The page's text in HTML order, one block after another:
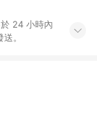
24 小時內
。